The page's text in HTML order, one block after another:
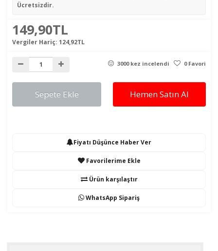
Ücretsizdir.
149,90TL
Vergiler Hariç: 124,92TL
3000 kez incelendi 0 Favori
Sepete Ekle Hemen Satın Al
Fiyatı Düşünce Haber Ver
Favorilerime Ekle
Ürün karşılaştır
WhatsApp Sipariş